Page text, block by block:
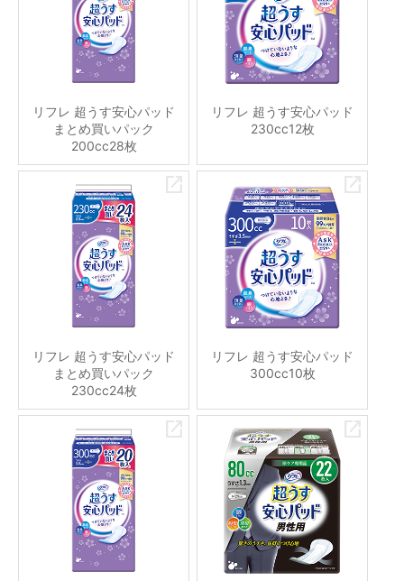
リフレ 超うす安心パッド
まとめ買いパック
200cc28枚
リフレ 超うす安心パッド
230cc12枚
リフレ 超うす安心パッド
まとめ買いパック
230cc24枚
リフレ 超うす安心パッド
300cc10枚